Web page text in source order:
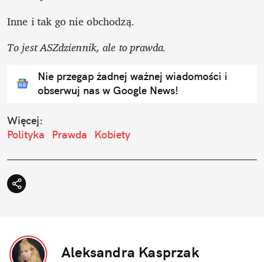
Inne i tak go nie obchodzą.
To jest ASZdziennik, ale to prawda.
Nie przegap żadnej ważnej wiadomości i
obserwuj nas w Google News!
Więcej:
Polityka
Prawda Kobiety
Aleksandra Kasprzak